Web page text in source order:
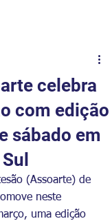
celebra
com edição
sábado em
(Assoarte) de
neste
uma edição